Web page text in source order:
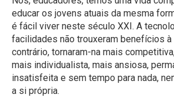
educar os jovens atuais da mesma
é fácil viver neste século XXI. A
facilidades não trouxeram benefícios
contrário, tornaram-na mais
mais individualista, mais ansiosa,
insatisfeita e sem tempo para nada,
a si própria.